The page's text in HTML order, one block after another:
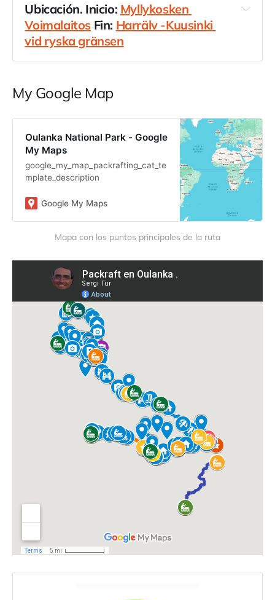
Ubicación. Inicio: Myllykosken
Voimalaitos Fin: Harrälv -Kuusinki
vid ryska gränsen
País Finlandia Región Oulanka NP
Cuenca hidrográfica
Harrälv -
Kuusinki vid ryska gränsen
Oulanka National Park
My Google Map
Oulanka National Park - Google
My Maps
google_my_map_packrafting_cat_te
mplate_description
Google My Maps
Mapa con los puntos principales de la ruta